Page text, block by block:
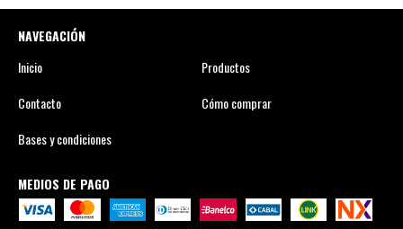
NAVEGACIÓN
Inicio
Productos
Contacto
Cómo comprar
Bases y condiciones
MEDIOS DE PAGO